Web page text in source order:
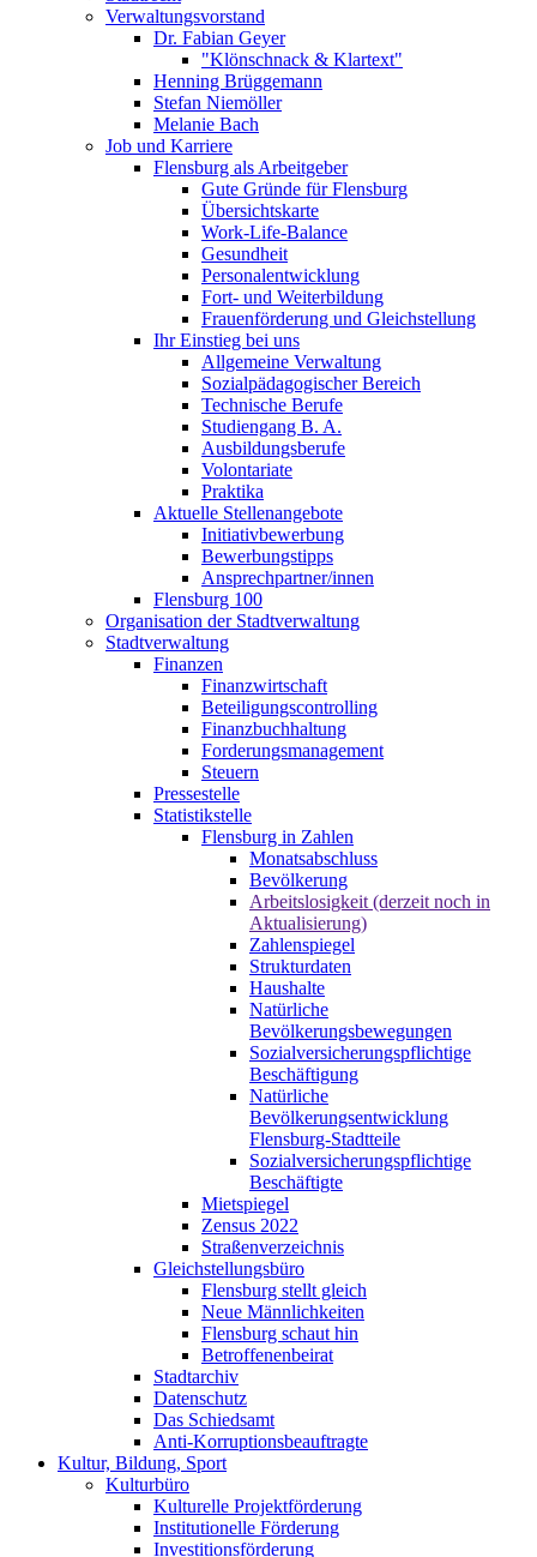
Verwaltungsvorstand
Dr. Fabian Geyer
"Klönschnack & Klartext"
Henning Brüggemann
Stefan Niemöller
Melanie Bach
Job und Karriere
Flensburg als Arbeitgeber
Gute Gründe für Flensburg
Übersichtskarte
Work-Life-Balance
Gesundheit
Personalentwicklung
Fort- und Weiterbildung
Frauenförderung und Gleichstellung
Ihr Einstieg bei uns
Allgemeine Verwaltung
Sozialpädagogischer Bereich
Technische Berufe
Studiengang B. A.
Ausbildungsberufe
Volontariate
Praktika
Aktuelle Stellenangebote
Initiativbewerbung
Bewerbungstipps
Ansprechpartner/innen
Flensburg 100
Organisation der Stadtverwaltung
Stadtverwaltung
Finanzen
Finanzwirtschaft
Beteiligungscontrolling
Finanzbuchhaltung
Forderungsmanagement
Steuern
Pressestelle
Statistikstelle
Flensburg in Zahlen
Monatsabschluss
Bevölkerung
Arbeitslosigkeit (derzeit noch in
Aktualisierung)
Zahlenspiegel
Strukturdaten
Haushalte
Natürliche
Bevölkerungsbewegungen
Sozialversicherungspflichtige
Beschäftigung
Natürliche
Bevölkerungsentwicklung
Flensburg-Stadtteile
Sozialversicherungspflichtige
Beschäftigte
Mietspiegel
Zensus 2022
Straßenverzeichnis
Gleichstellungsbüro
Flensburg stellt gleich
Neue Männlichkeiten
Flensburg schaut hin
Betroffenenbeirat
Stadtarchiv
Datenschutz
Das Schiedsamt
Anti-Korruptionsbeauftragte
Kultur, Bildung, Sport
Kulturbüro
Kulturelle Projektförderung
Institutionelle Förderung
Investitionsförderung